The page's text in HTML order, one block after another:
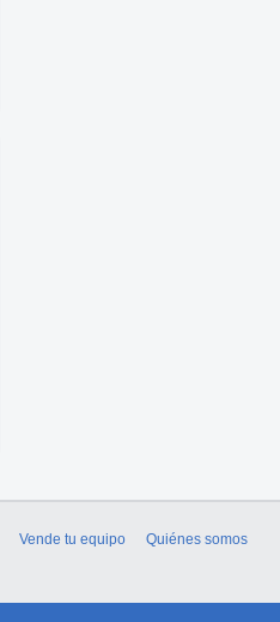
Vende tu equipo
Quiénes somos